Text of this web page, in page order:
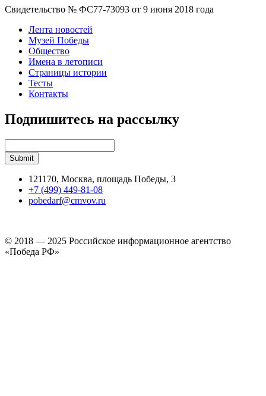
Свидетельство № ФС77-73093 от 9 июня 2018 года
Лента новостей
Музей Победы
Общество
Имена в летописи
Страницы истории
Тесты
Контакты
Подпишитесь на рассылку
121170, Москва, площадь Победы, 3
+7 (499) 449-81-08
pobedarf@cmvov.ru
© 2018 — 2025 Российское информационное агентство
«Победа РФ»